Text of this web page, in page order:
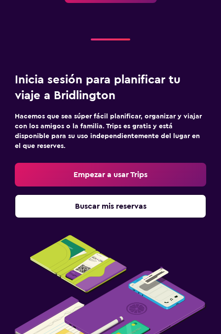
Inicia sesión para planificar tu
viaje a Bridlington
Hacemos que sea súper fácil planificar, organizar y viajar
con los amigos o la familia. Trips es gratis y está
disponible para su uso independientemente del lugar en
el que reserves.
Empezar a usar Trips
Buscar mis reservas